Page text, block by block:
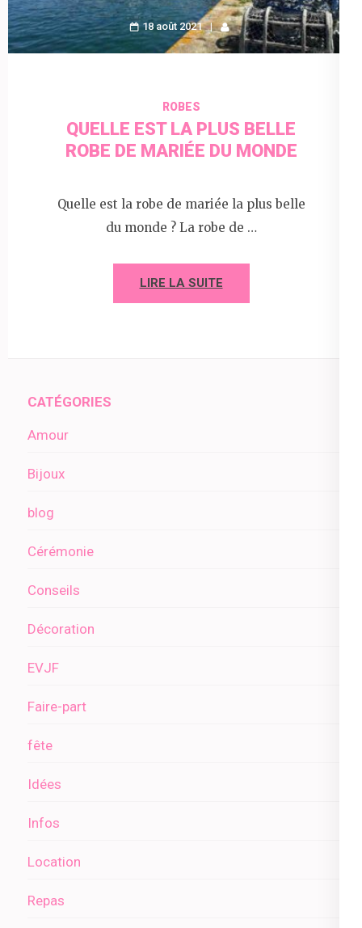
18 août 2021
ROBES
QUELLE EST LA PLUS BELLE
ROBE DE MARIÉE DU MONDE
Quelle est la robe de mariée la plus belle
du monde ? La robe de …
LIRE LA SUITE
CATÉGORIES
Amour
Bijoux
blog
Cérémonie
Conseils
Décoration
EVJF
Faire-part
fête
Idées
Infos
Location
Repas